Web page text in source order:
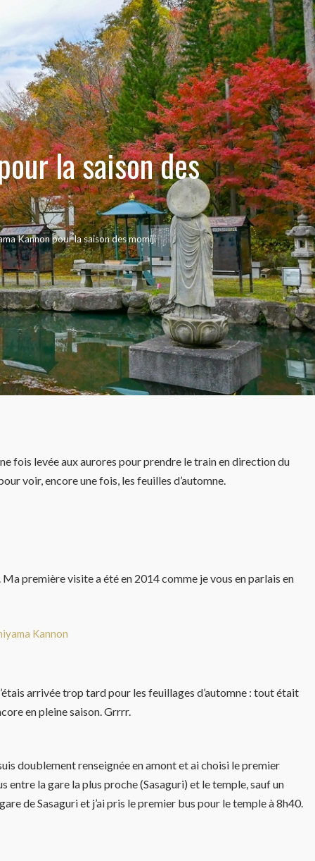
la saison des
Kannon pour la saison des momiji
fois levée aux aurores pour prendre le train en direction du
voir, encore une fois, les feuilles d’automne.
première visite a été en 2014 comme je vous en parlais en
Kannon
arrivée trop tard pour les feuillages d’automne : tout était
en pleine saison. Grrrr.
doublement renseignée en amont et ai choisi le premier
entre la gare la plus proche (Sasaguri) et le temple, sauf un
de Sasaguri et j’ai pris le premier bus pour le temple à 8h40.